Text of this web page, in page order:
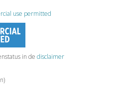
use permitted
in de disclaimer